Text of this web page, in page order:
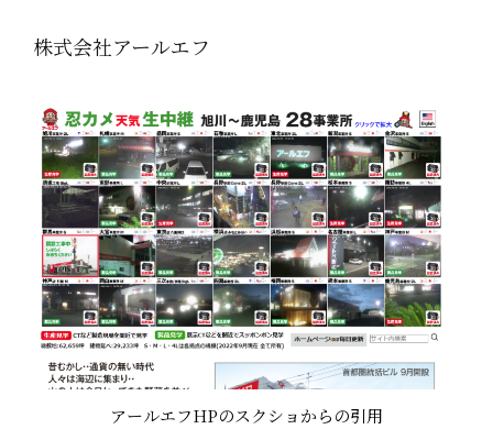
株式会社アールエフ
アールエフHPのスクショからの引用